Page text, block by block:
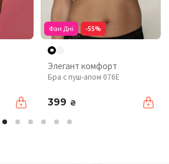
Фан Дні -55%
Элегант комфорт
Бра с пуш-апом 076Е
399 ₴